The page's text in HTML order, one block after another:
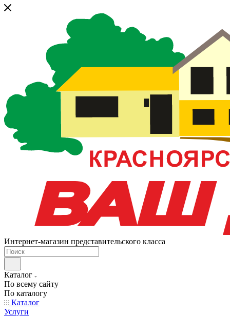
Интернет-магазин представительского класса
Каталог
По всему сайту
По каталогу
Каталог
Услуги